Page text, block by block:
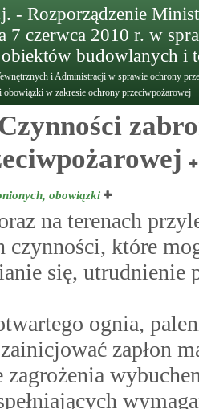
- Rozporządzenie
7 czerwca 2010 r. w
budowlanych i
i Administracji w sprawie ochrony
obowiązki w zakresie ochrony przeciwpożarowej
obowiązki
na terenach
czynności, które
się, utrudnienie
ognia,
zapłon
zagrożenia